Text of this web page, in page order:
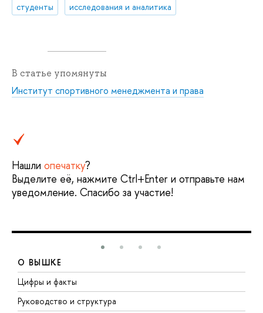
студенты исследования и аналитика
В статье упомянуты
Институт спортивного менеджмента и права
Нашли опечатку?
Выделите её, нажмите Ctrl+Enter и отправьте нам
уведомление. Спасибо за участие!
О ВЫШКЕ
Цифры и факты
Руководство и структура